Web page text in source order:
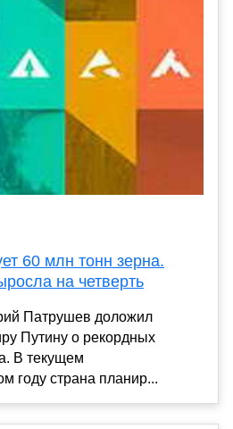
60 млн тонн зерна.
на четверть
Патрушев доложил
Путину о рекордных
В текущем
году страна планир...